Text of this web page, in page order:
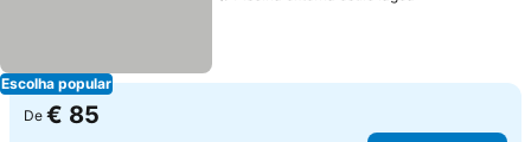
Escolha popular
De € 85